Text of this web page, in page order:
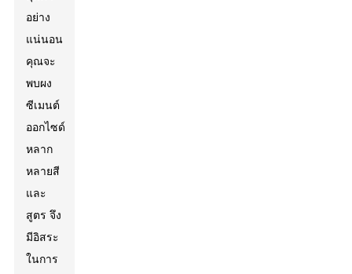
อย่าง
แน่นอน
คุณจะ
พบผง
ซีเมนต์
ออกไซด์
หลาก
หลายสี
และ
สูตร จึง
มีอิสระ
ในการ